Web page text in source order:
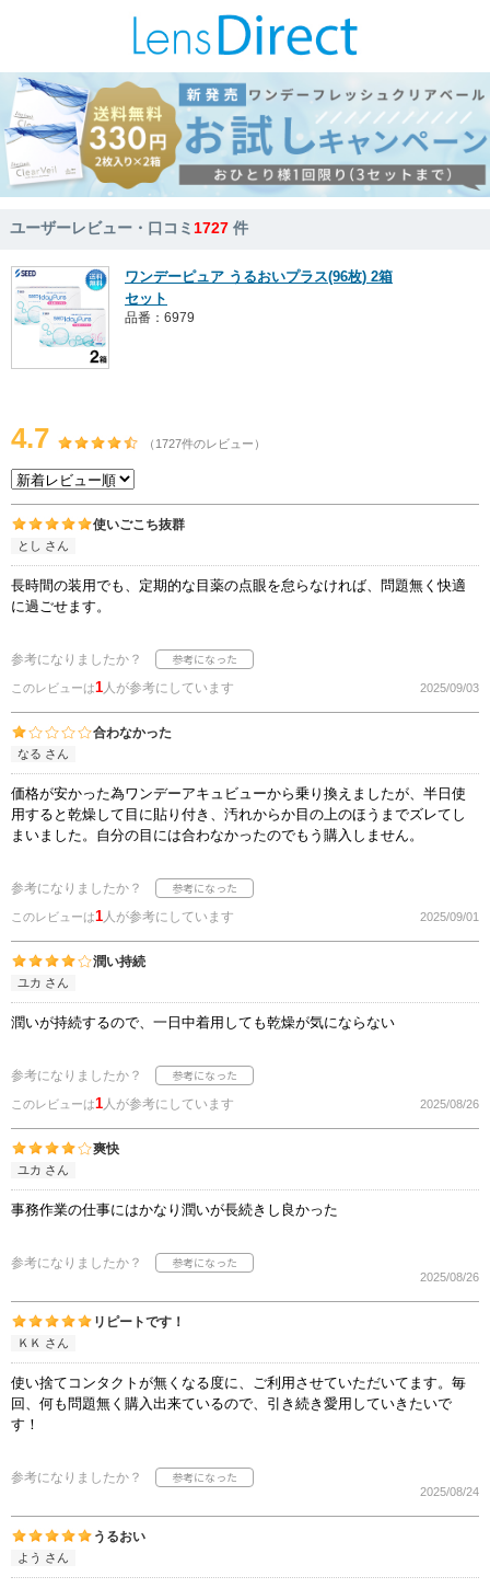
ユーザーレビュー・口コミ1727 件
ワンデーピュア うるおいプラス(96枚) 2箱
セット
品番：6979
4.7 （1727件のレビュー）
使いごこち抜群
とし さん
長時間の装用でも、定期的な目薬の点眼を怠らなければ、問題無く快適
に過ごせます。
参考になりましたか？
このレビューは1人が参考にしています 2025/09/03
合わなかった
なる さん
価格が安かった為ワンデーアキュビューから乗り換えましたが、半日使
用すると乾燥して目に貼り付き、汚れからか目の上のほうまでズレてし
まいました。自分の目には合わなかったのでもう購入しません。
参考になりましたか？
このレビューは1人が参考にしています 2025/09/01
潤い持続
ユカ さん
潤いが持続するので、一日中着用しても乾燥が気にならない
参考になりましたか？
このレビューは1人が参考にしています 2025/08/26
爽快
ユカ さん
事務作業の仕事にはかなり潤いが長続きし良かった
参考になりましたか？
2025/08/26
リピートです！
ＫＫ さん
使い捨てコンタクトが無くなる度に、ご利用させていただいてます。毎
回、何も問題無く購入出来ているので、引き続き愛用していきたいで
す！
参考になりましたか？
2025/08/24
うるおい
よう さん